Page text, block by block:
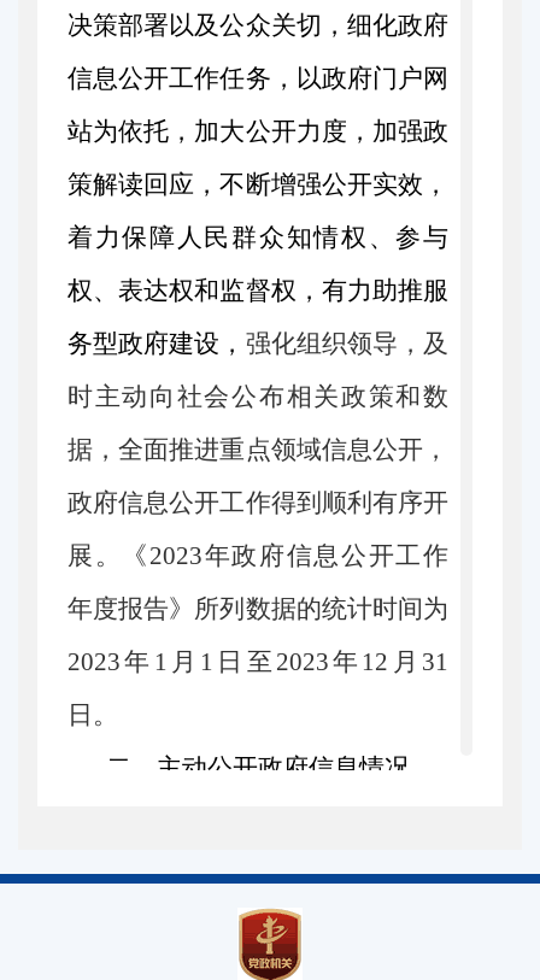
决策部署以及公众关切，细化政府
信息公开工作任务，以政府门户网
站为依托，加大公开力度，加强政
策解读回应，不断增强公开实效，
着力保障人民群众知情权、参与
权、表达权和监督权，有力助推服
务型政府建设， 强化组织领导，及
时主动向社会公布相关政策和数
据，全面推进重点领域信息公开，
政府信息公开工作得到顺利有序开
展。《2023年政府信息公开工作
年度报告》所列数据的统计时间为
2023年 1 月 1 日至 2023年 12 月 31
日。
二、主动公开政府信息情况
信息内容 本年制发件数 本
1
1